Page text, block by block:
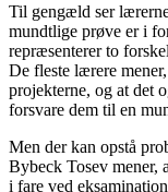
Til gengæld ser
mundtlige prøve er i
repræsenterer to
De fleste lærere
projekterne, og at det
forsvare dem til en
Men der kan opstå
Bybeck Tosev mener,
i fare ved